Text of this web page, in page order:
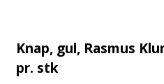
Knap, gul, Rasmus
pr. stk